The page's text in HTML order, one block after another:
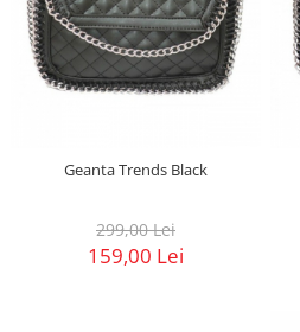
Geanta Trends Black
299,00 Lei
159,00 Lei